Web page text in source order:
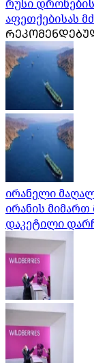
რუსი
აფეთქებისას
ირანელი
ირანის
დაკეტილი